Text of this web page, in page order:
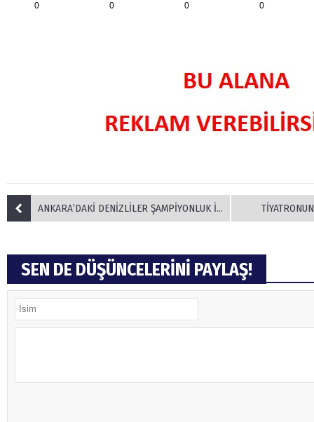
0 0 0 0
ANKARA’DAKİ DENİZLİLER ŞAMPİYONLUK İÇİN DESTEKLEYECEK
SEN DE DÜŞÜNCELERİNİ PAYLAŞ!